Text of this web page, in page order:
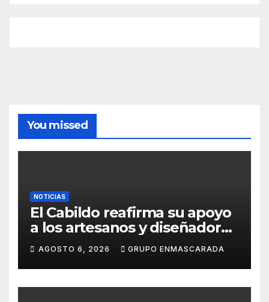
You missed
NOTICIAS
El Cabildo reafirma su apoyo
a los artesanos y diseñadores
del Carnaval de Tenerife
AGOSTO 6, 2026 GRUPO ENMASCARADA